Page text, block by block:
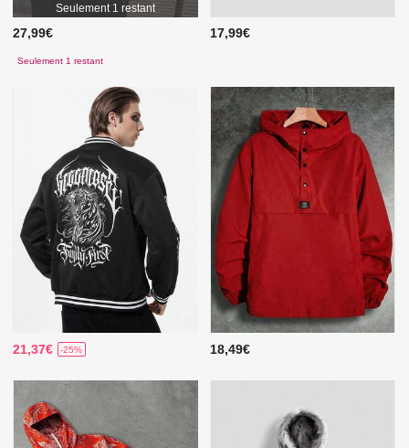
Seulement 1 restant
27,99€
Seulement 1 restant
17,99€
21,37€ -25% 18,49€